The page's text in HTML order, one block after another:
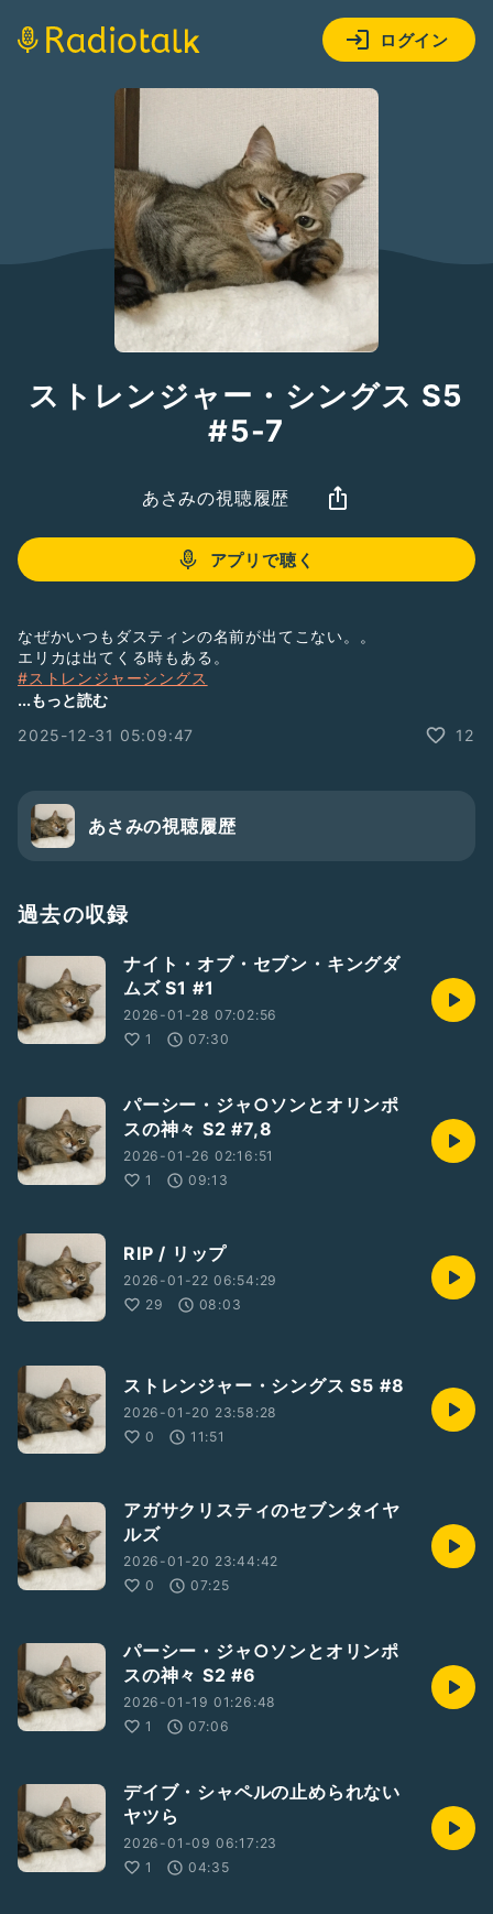
ログイン
ストレンジャー・シングス S5
#5-7
あさみの視聴履歴
アプリで聴く
なぜかいつもダスティンの名前が出てこない。。
エリカは出てくる時もある。
#ストレンジャーシングス
#Netflix
...もっと読む
2025-12-31 05:09:47
12
あさみの視聴履歴
過去の収録
ナイト・オブ・セブン・キングダ
ムズ S1 #1
2026-01-28 07:02:56
1
07:30
パーシー・ジャ○ソンとオリンポ
スの神々 S2 #7,8
2026-01-26 02:16:51
1
09:13
RIP / リップ
2026-01-22 06:54:29
29
08:03
ストレンジャー・シングス S5 #8
2026-01-20 23:58:28
0
11:51
アガサクリスティのセブンタイヤ
ルズ
2026-01-20 23:44:42
0
07:25
パーシー・ジャ○ソンとオリンポ
スの神々 S2 #6
2026-01-19 01:26:48
1
07:06
デイブ・シャペルの止められない
ヤツら
2026-01-09 06:17:23
1
04:35